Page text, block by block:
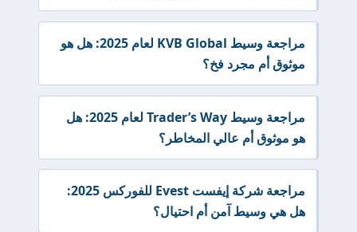
مراجعة وسيط KVB Global لعام 2025: هل هو
موثوق أم مجرد فخ؟
مراجعة وسيط Trader’s Way لعام 2025: هل
هو موثوق أم عالي المخاطر؟
مراجعة شركة إيفست Evest للفوركس 2025:
هل هي وسيط آمن أم احتيال؟